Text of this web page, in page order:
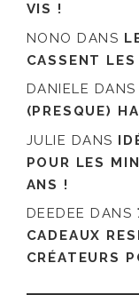
VIS !
NONO DANS
CASSENT
DANIELE DANS
(PRESQUE)
JULIE DANS
POUR LES
ANS !
DEEDEE DANS
CADEAUX
CRÉATEURS